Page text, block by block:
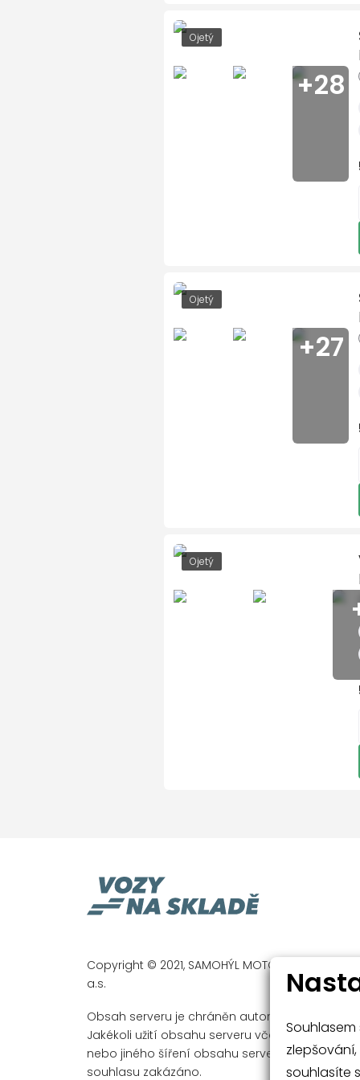
tempomat
nastavitelný volant
zadní stěrač s
kontrola tlaku v pneu
loketní opěrka zadní
startování tlačítkem
Bluetooth
lane assist - asistent
LED hlavní světlomety
Klimatizace
Bezdrátový Smartlink –
Nouzové volání
Front assist/Nouzové
Ambientní osvětlení
Bezdrátové nabíjení
Zatmavovací zrcátko -
Zatmavovací zrcátko -
Ojetý
+28
Ojetý
+27
Ojetý
Vaše telefonní
Copyright © 2021, SAMOHÝL MOTOR a.s. a
a.s.
Obsah serveru je chráněn autorským právem.
Jakékoli užití obsahu serveru včetně
nebo jiného šíření obsahu serveru je bez
souhlasu zakázáno.
zlepšování,
souhlasíte